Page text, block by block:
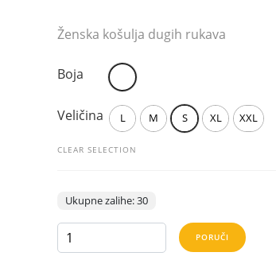
Ženska košulja dugih rukava
Boja
Veličina L M S XL XXL
CLEAR SELECTION
Ukupne zalihe: 30
BUSINESS
LSL
PORUČI